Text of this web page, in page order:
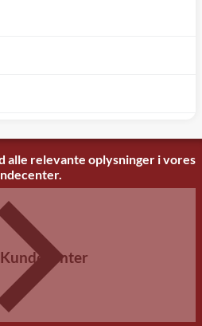
alle relevante oplysninger i vores